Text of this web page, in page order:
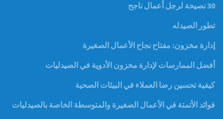
30 نصيحة لرجل أعمال ناجح
تطور الصيدله
إدارة مخزون: مفتاح نجاح الأعمال الصغيرة
أفضل الممارسات لإدارة مخزون الأدوية في الصيدليات
كيفية تحسين رضا العملاء في البيئات الصحية
فوائد الأتمتة في الأعمال الصغيرة والمتوسطة الخاصة بالصيدليات